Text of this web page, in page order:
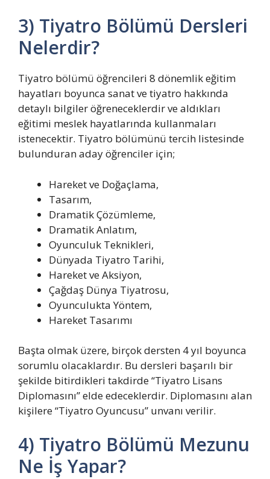
3) Tiyatro Bölümü Dersleri
Nelerdir?
Tiyatro bölümü öğrencileri 8 dönemlik eğitim
hayatları boyunca sanat ve tiyatro hakkında
detaylı bilgiler öğreneceklerdir ve aldıkları
eğitimi meslek hayatlarında kullanmaları
istenecektir. Tiyatro bölümünü tercih listesinde
bulunduran aday öğrenciler için;
Hareket ve Doğaçlama,
Tasarım,
Dramatik Çözümleme,
Dramatik Anlatım,
Oyunculuk Teknikleri,
Dünyada Tiyatro Tarihi,
Hareket ve Aksiyon,
Çağdaş Dünya Tiyatrosu,
Oyunculukta Yöntem,
Hareket Tasarımı
Başta olmak üzere, birçok dersten 4 yıl boyunca
sorumlu olacaklardır. Bu dersleri başarılı bir
şekilde bitirdikleri takdirde ‘‘Tiyatro Lisans
Diplomasını’’ elde edeceklerdir. Diplomasını alan
kişilere “Tiyatro Oyuncusu” unvanı verilir.
4) Tiyatro Bölümü Mezunu
Ne İş Yapar?